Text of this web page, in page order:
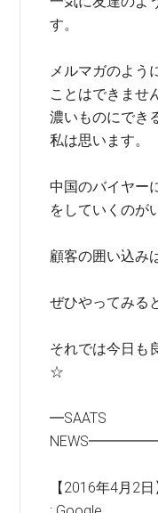
す。
メルマガのよう
ことはできませ
濃いものにでき
私は思います。
中国のバイヤー
をしていくのが
顧客の囲い込み
ぜひやってみる
それでは今日も
☆
━SAATS
【2016年4月2